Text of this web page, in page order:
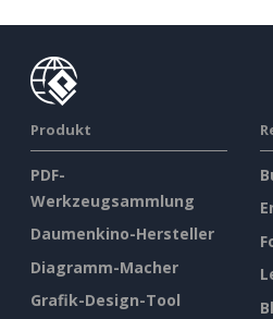
Produkt
PDF-
Werkzeugsammlung
Daumenkino-Hersteller
Diagramm-Macher
Grafik-Design-Tool